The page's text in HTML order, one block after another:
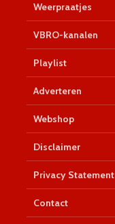
Weerpraatjes
VBRO-kanalen
Playlist
Adverteren
Webshop
Disclaimer
Privacy Statement
Contact